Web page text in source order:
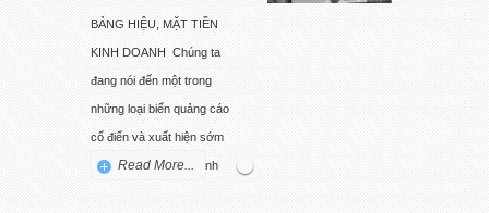
BẢNG HIỆU, MẶT TIỀN
KINH DOANH Chúng ta
đang nói đến một trong
những loại biển quảng cáo
cổ điển và xuất hiện sớm
nhất trong lịch sử ngành
Read More...